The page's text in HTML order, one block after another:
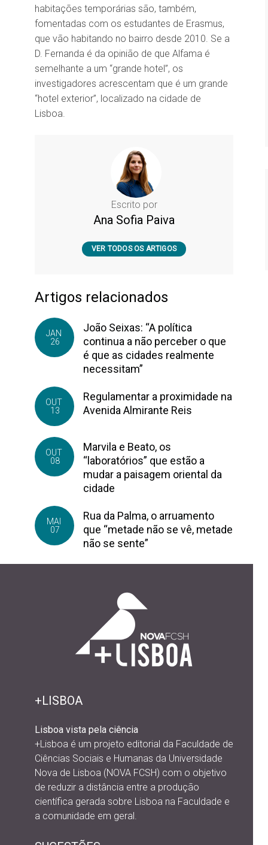
habitações temporárias são, também,
fomentadas com os estudantes de Erasmus,
que vão habitando no bairro desde 2010. Se a
D. Fernanda é da opinião de que Alfama é
semelhante a um “grande hotel”, os
investigadores acrescentam que é um grande
“hotel exterior”, localizado na cidade de
Lisboa.
Escrito por
Ana Sofia Paiva
VER TODOS OS ARTIGOS
Artigos relacionados
JAN
26
João Seixas: “A política
continua a não perceber o que
é que as cidades realmente
necessitam”
OUT
13
Regulamentar a proximidade na
Avenida Almirante Reis
OUT
08
Marvila e Beato, os
“laboratórios” que estão a
mudar a paisagem oriental da
cidade
MAI
07
Rua da Palma, o arruamento
que “metade não se vê, metade
não se sente”
+LISBOA
Lisboa vista pela ciência
+Lisboa é um projeto editorial da Faculdade de
Ciências Sociais e Humanas da Universidade
Nova de Lisboa (NOVA FCSH) com o objetivo
de reduzir a distância entre a produção
científica gerada sobre Lisboa na Faculdade e
a comunidade em geral.